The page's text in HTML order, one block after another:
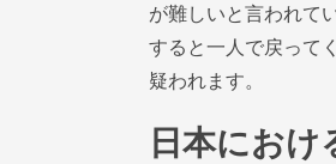
が難しいと言われて
すると一人で戻って
疑われます。
日本におけ